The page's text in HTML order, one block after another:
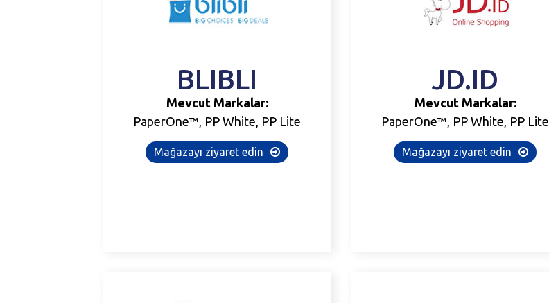
BLIBLI
Mevcut Markalar:
PaperOne™, PP White, PP Lite
Mağazayı ziyaret edin
JD.ID
Mevcut Markalar:
PaperOne™, PP White, PP Lite
Mağazayı ziyaret edin